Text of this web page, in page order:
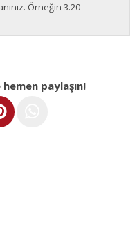
Örneğin 3.20
paylaşın!